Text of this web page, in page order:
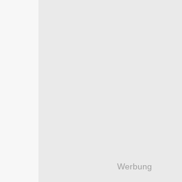
Werbung